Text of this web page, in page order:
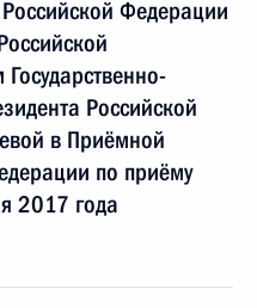
Федерации
Российской
в Приёмной
по приёму
2017 года